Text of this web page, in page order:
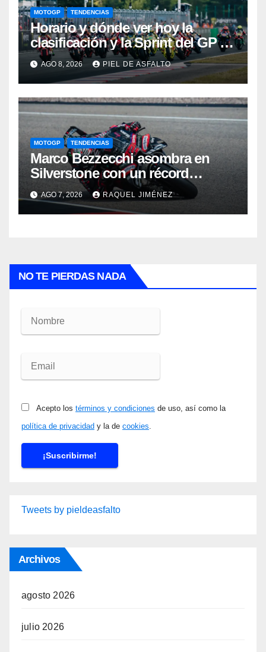
MOTOGP TENDENCIAS
Horario y dónde ver hoy la
clasificación y la Sprint del GP de
Gran Bretaña de MotoGP 2026:
Márquez y Martín, a por el primer
golpe en Silverstone
AGO 8, 2026 PIEL DE ASFALTO
MOTOGP TENDENCIAS
Marco Bezzecchi asombra en
Silverstone con un récord
histórico pese a correr lesionado:
“No esperaba para nada este
tiempo”
AGO 7, 2026 RAQUEL JIMÉNEZ
NO TE PIERDAS NADA
Acepto los términos y condiciones de uso, así como la
política de privacidad y la de cookies.
Tweets by pieldeasfalto
Archivos
agosto 2026
julio 2026